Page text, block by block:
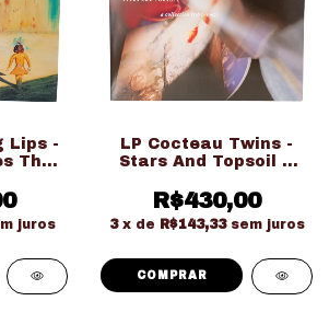
Lips -
The
juros
LP Cocteau Twins -
Stars And Topsoil A
(Usado Ed. Importado
Duplo Gatefold)
R$430,00
3 x de R$143,33 sem juros